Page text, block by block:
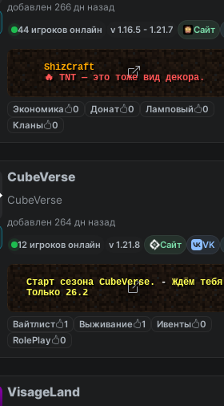
добавлен 266 дн назад
44 игроков онлайн
v 1.16.5 - 1.21.7 Сайт
ShizCraft
🔥 TNT — это тоже вид декора.
Экономика 0 Донат 0 Ламповый
0
Кланы
0
CubeVerse
CubeVerse
добавлен 264 дн назад
12 игроков онлайн
v 1.21.8 Сайт VK
Старт сезона CubeVerse. - Ждём тебя
Только 26.2
Вайтлист 1 Выживание 1 Ивенты
0
RolePlay
0
VisageLand